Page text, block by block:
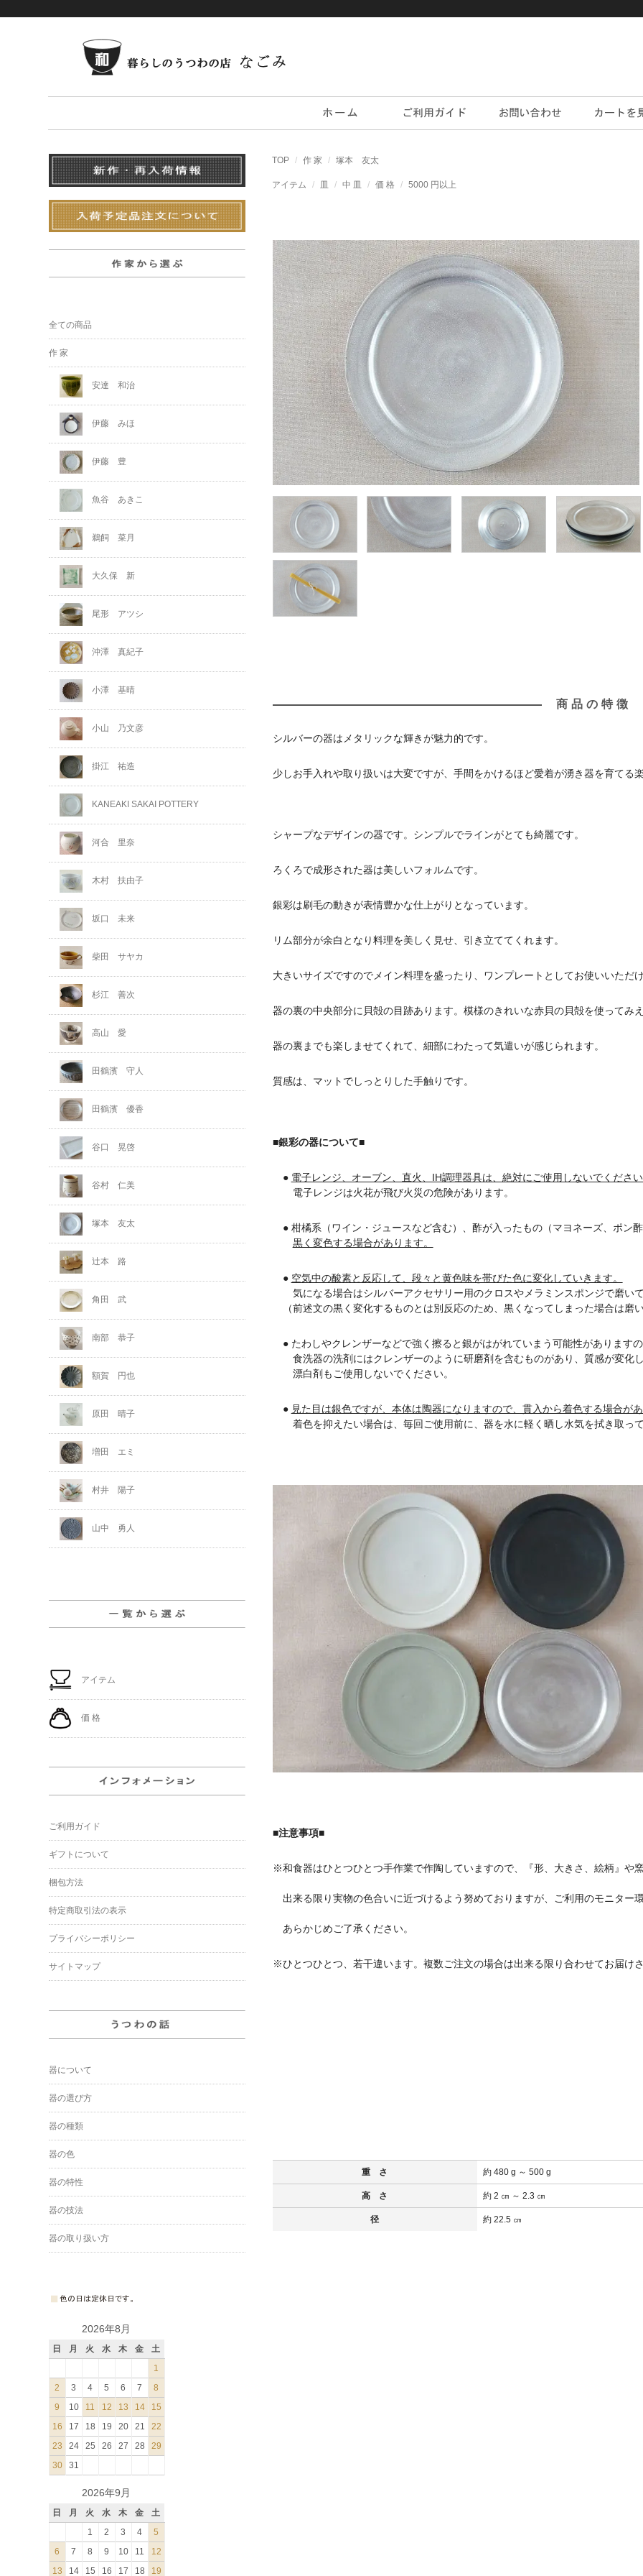
TOP 作 家 塚本 友太
アイテム 皿 中 皿 価 格 5000 円以上
商品の特徴
シルバーの器はメタリックな輝きが魅力的です。
少しお手入れや取り扱いは大変ですが、手間をかけるほど愛着が湧き器を育てる
シャープなデザインの器です。シンプルでラインがとても綺麗です。
ろくろで成形された器は美しいフォルムです。
銀彩は刷毛の動きが表情豊かな仕上がりとなっています。
リム部分が余白となり料理を美しく見せ、引き立ててくれます。
大きいサイズですのでメイン料理を盛ったり、ワンプレートとしてお使いいただけ
器の裏の中央部分に貝殻の目跡あります。模様のきれいな赤貝の貝殻を使ってみえ
器の裏までも楽しませてくれて、細部にわたって気遣いが感じられます。
質感は、マットでしっとりした手触りです。
■銀彩の器について■
● 電子レンジ、オーブン、直火、IH調理器具は、絶対にご使用しないでください
電子レンジは火花が飛び火災の危険があります。
● 柑橘系（ワイン・ジュースなど含む）、酢が入ったもの（マヨネーズ、ポン
黒く変色する場合があります。
● 空気中の酸素と反応して、段々と黄色味を帯びた色に変化していきます。
気になる場合はシルバーアクセサリー用のクロスやメラミンスポンジで磨いて
（前述文の黒く変化するものとは別反応のため、黒くなってしまった場合は磨
● たわしやクレンザーなどで強く擦ると銀がはがれていまう可能性があります
食洗器の洗剤にはクレンザーのように研磨剤を含むものがあり、質感が変化し
漂白剤もご使用しないでください。
● 見た目は銀色ですが、本体は陶器になりますので、貫入から着色する場合があ
着色を抑えたい場合は、毎回ご使用前に、器を水に軽く晒し水気を拭き取って
■注意事項■
※和食器はひとつひとつ手作業で作陶していますので、『形、大きさ、絵柄』や
出来る限り実物の色合いに近づけるよう努めておりますが、ご利用のモニター
あらかじめご了承ください。
※ひとつひとつ、若干違います。複数ご注文の場合は出来る限り合わせてお届けさ
重 さ 約 480 g ～ 500 g
高 さ 約 2 ㎝ ～ 2.3 ㎝
径 約 22.5 ㎝
全ての商品
作 家
安達 和治
伊藤 みほ
伊藤 豊
魚谷 あきこ
鵜飼 菜月
大久保 新
尾形 アツシ
沖澤 真紀子
小澤 基晴
小山 乃文彦
掛江 祐造
KANEAKI SAKAI POTTERY
河合 里奈
木村 扶由子
坂口 未来
柴田 サヤカ
杉江 善次
高山 愛
田鶴濱 守人
田鶴濱 優香
谷口 晃啓
谷村 仁美
塚本 友太
辻本 路
角田 武
南部 恭子
額賀 円也
原田 晴子
増田 エミ
村井 陽子
山中 勇人
アイテム
価 格
ご利用ガイド
ギフトについて
梱包方法
特定商取引法の表示
プライバシーポリシー
サイトマップ
器について
器の選び方
器の種類
器の色
器の特性
器の技法
器の取り扱い方
2026年8月
日 月 火 水 木 金
土
1
2
3 4 5 6 7
8
9
10 11 12 13 14
15
16
17 18 19 20 21
22
23
24 25 26 27 28
29
30
31
2026年9月
日 月 火 水 木 金
土
1
2 3 4
5
6
7 8 9 10 11
12
13
14 15 16 17 18 19